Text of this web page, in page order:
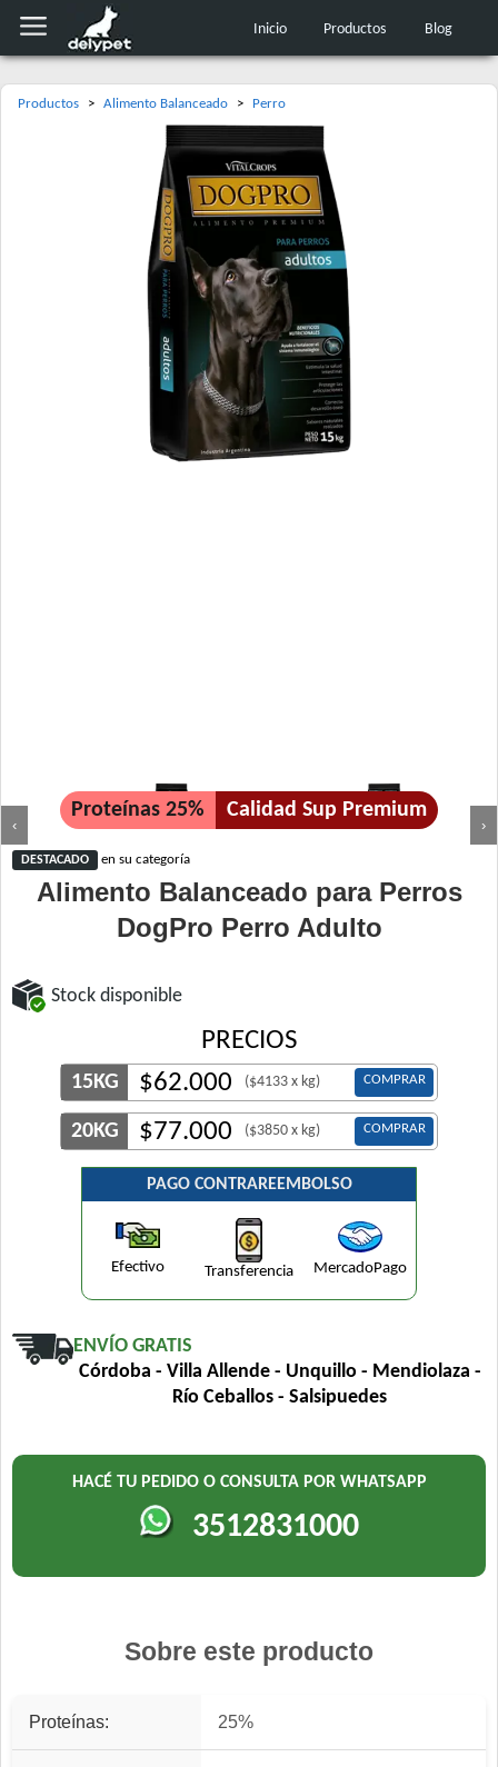
Inicio Productos Blog
Productos > Alimento Balanceado > Perro
‹ ›
Proteínas 25% Calidad Sup Premium
DESTACADO en su categoría
Alimento Balanceado para Perros
DogPro Perro Adulto
Stock disponible
PRECIOS
15KG $62.000 ($4133 x kg) COMPRAR
20KG $77.000 ($3850 x kg) COMPRAR
PAGO CONTRAREEMBOLSO
Efectivo Transferencia MercadoPago
ENVÍO GRATIS
Córdoba - Villa Allende - Unquillo - Mendiolaza -
Río Ceballos - Salsipuedes
HACÉ TU PEDIDO O CONSULTA POR WHATSAPP
3512831000
Sobre este producto
Proteínas: 25%